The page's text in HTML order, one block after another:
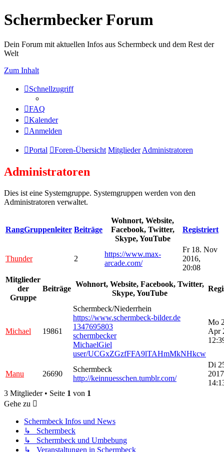
Schermbecker Forum
Dein Forum mit aktuellen Infos aus Schermbeck und dem Rest der
Welt
Zum Inhalt
Schnellzugriff
FAQ
Kalender
Anmelden
Portal Foren-Übersicht Mitglieder Administratoren
Administratoren
Dies ist eine Systemgruppe. Systemgruppen werden von den
Administratoren verwaltet.
RangGruppenleiter Beiträge
Wohnort, Website,
Facebook, Twitter,
Skype, YouTube
Registriert
Thunder 2
https://www.max-
arcade.com/
Fr 18. Nov
2016,
20:08
Mitglieder
der
Gruppe
Beiträge
Wohnort, Website, Facebook, Twitter,
Skype, YouTube
Michael 19861
Schermbeck/Niederrhein
https://www.schermbeck-bilder.de
1347695803
schermbecker
MichaelGiel
user/UCGxZGzfFFA9lTAHmMkNHkcw
Mo
Apr
Manu 26690
Schermbeck
http://keinnuesschen.tumblr.com/
Di
3 Mitglieder • Seite 1 von 1
Gehe zu
Schermbeck Infos und News
↳ Schermbeck
↳ Schermbeck und Umbebung
↳ Veranstaltungen in Schermbeck